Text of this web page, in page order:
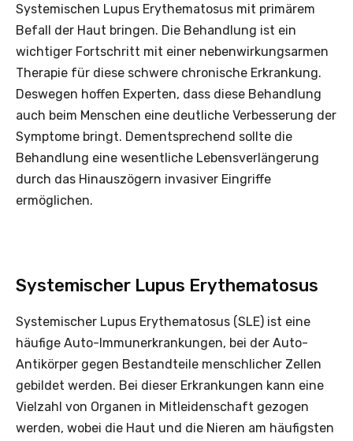
Systemischen Lupus Erythematosus mit primärem
Befall der Haut bringen. Die Behandlung ist ein
wichtiger Fortschritt mit einer nebenwirkungsarmen
Therapie für diese schwere chronische Erkrankung.
Deswegen hoffen Experten, dass diese Behandlung
auch beim Menschen eine deutliche Verbesserung der
Symptome bringt. Dementsprechend sollte die
Behandlung eine wesentliche Lebensverlängerung
durch das Hinauszögern invasiver Eingriffe
ermöglichen.
Systemischer Lupus Erythematosus
Systemischer Lupus Erythematosus (SLE) ist eine
häufige Auto-Immunerkrankungen, bei der Auto-
Antikörper gegen Bestandteile menschlicher Zellen
gebildet werden. Bei dieser Erkrankungen kann eine
Vielzahl von Organen in Mitleidenschaft gezogen
werden, wobei die Haut und die Nieren am häufigsten